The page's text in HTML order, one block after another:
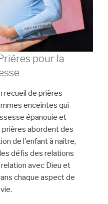
pour la
recueil de prières
enceintes qui
épanouie et
prières abordent des
de l'enfant à naître,
défis des relations
avec Dieu et
chaque aspect de